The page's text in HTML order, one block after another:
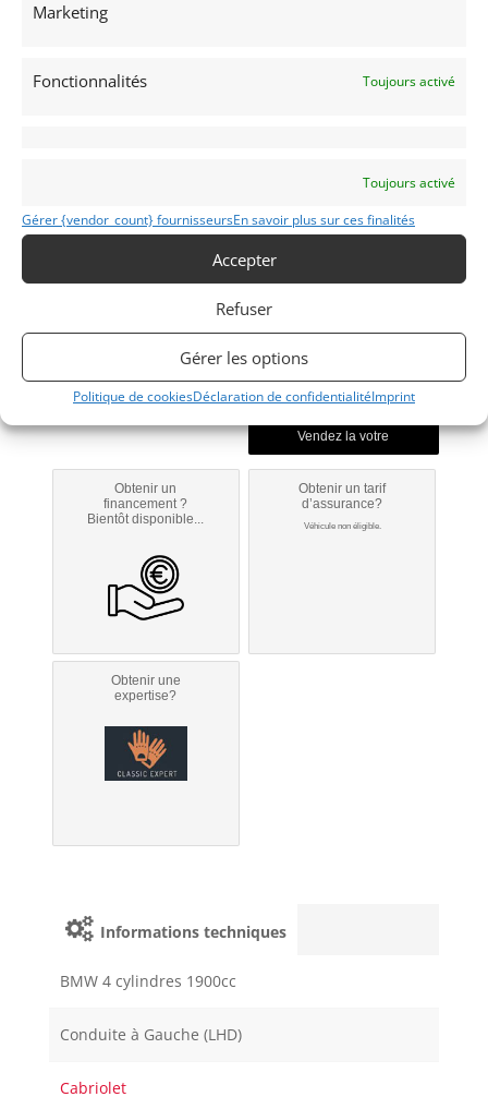
Marketing
Fonctionnalités Toujours activé
Toujours activé
Gérer {vendor_count} fournisseursEn savoir plus sur ces finalités
Accepter
Refuser
Gérer les options
Politique de cookiesDéclaration de confidentialitéImprint
AUTO
Allemandes
Z3
Obtenir un
financement ?
Bientôt disponible...
Obtenir un tarif
d’assurance?
Véhicule non éligible.
Obtenir une
expertise?
Informations techniques
BMW 4 cylindres 1900cc
Conduite à Gauche (LHD)
Cabriolet